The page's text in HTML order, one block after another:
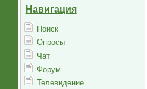
Навигация
Поиск
Опросы
Чат
Форум
Телевидение